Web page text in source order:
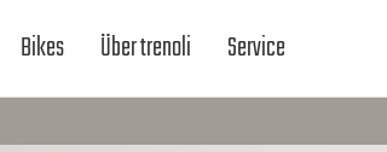
Bikes Über trenoli Service